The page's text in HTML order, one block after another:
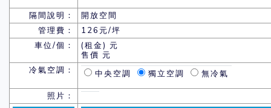
隔間說明：
開放空間
管理費：
126元/坪
車位/個：
(租金) 元
售價 元
冷氣空調：
中央空調 獨立空調 無冷氣
照片：